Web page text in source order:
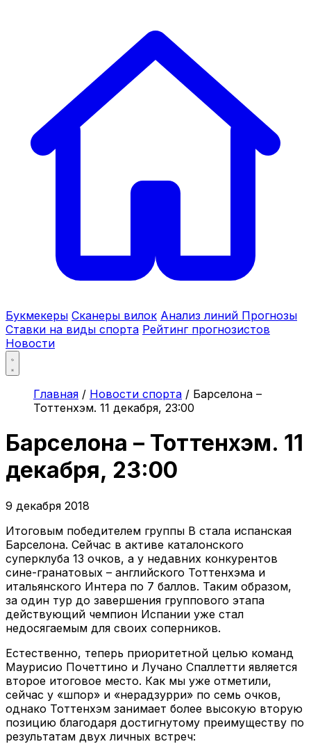
Букмекеры Сканеры вилок Анализ линий Прогнозы
Ставки на виды спорта Рейтинг прогнозистов
Новости
Главная / Новости спорта / Барселона –
Тоттенхэм. 11 декабря, 23:00
Барселона – Тоттенхэм. 11
декабря, 23:00
9 декабря 2018
Итоговым победителем группы В стала испанская
Барселона. Сейчас в активе каталонского
суперклуба 13 очков, а у недавних конкурентов
сине-гранатовых – английского Тоттенхэма и
итальянского Интера по 7 баллов. Таким образом,
за один тур до завершения группового этапа
действующий чемпион Испании уже стал
недосягаемым для своих соперников.
Естественно, теперь приоритетной целью команд
Маурисио Почеттино и Лучано Спаллетти является
второе итоговое место. Как мы уже отметили,
сейчас у «шпор» и «нерадзурри» по семь очков,
однако Тоттенхэм занимает более высокую вторую
позицию благодаря достигнутому преимуществу по
результатам двух личных встреч: